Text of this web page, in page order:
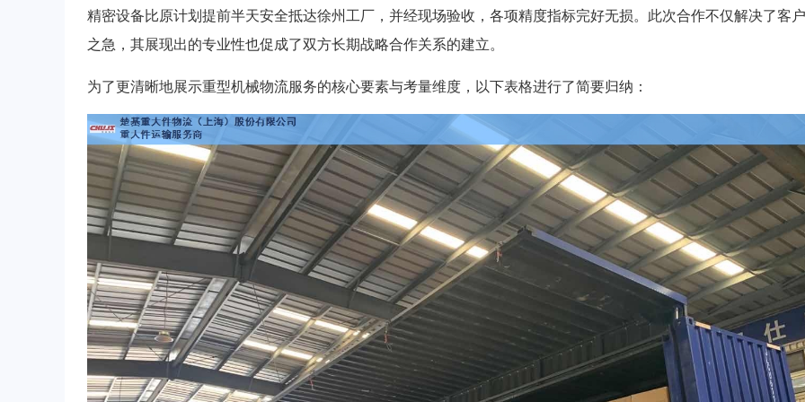
精密设备比原计划提前半天安全抵达徐州工厂，并经现场验收，各项精度指标完好无损。此次合作不仅解决了客
之急，其展现出的专业性也促成了双方长期战略合作关系的建立。
为了更清晰地展示重型机械物流服务的核心要素与考量维度，以下表格进行了简要归纳：